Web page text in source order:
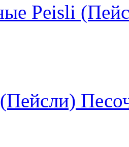
Peisli